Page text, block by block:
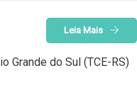
Leia Mais
Grande do Sul (TCE-RS)